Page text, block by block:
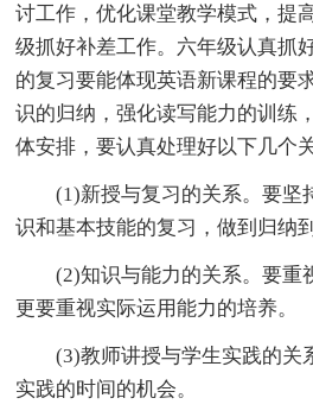
讨工作，优化课堂教学模式，提
级抓好补差工作。六年级认真抓
的复习要能体现英语新课程的要
识的归纳，强化读写能力的训练
体安排，要认真处理好以下几个
(1)新授与复习的关系。要坚
识和基本技能的复习，做到归纳
(2)知识与能力的关系。要重
更要重视实际运用能力的培养。
(3)教师讲授与学生实践的关
实践的时间的机会。